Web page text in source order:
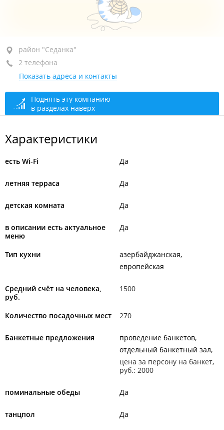
район "Седанка", ул. Десятая, 9
+7 904 627-95-24
+7 (423) 297-95-24
открыто: 12:00–23:00
район "Седанка"
2 телефона
Показать адреса и контакты
Поднять эту компанию
в разделах наверх
Характеристики
есть Wi-Fi Да
летняя терраса Да
детская комната Да
в описании есть актуальное
меню
Да
Тип кухни
азербайджанская
европейская
Средний счёт на человека,
руб.
1500
Количество посадочных мест 270
Банкетные предложения
проведение банкетов
отдельный банкетный зал
цена за персону на банкет,
руб.: 2000
поминальные обеды Да
танцпол Да